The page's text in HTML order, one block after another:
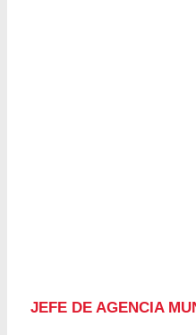
JEFE DE AGENCIA